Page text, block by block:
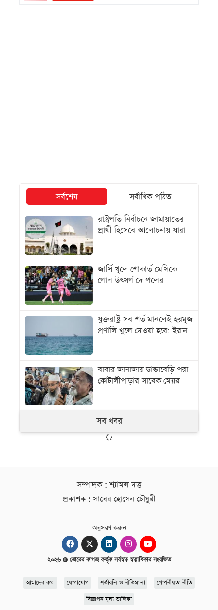
সর্বশেষ
সর্বাধিক পঠিত
রাষ্ট্রপতি নির্বাচনে জামায়াতের
প্রার্থী হিসেবে আলোচনায় যারা
জার্সি খুলে শোকার্ত মেসিকে
গোল উৎসর্গ দে পলের
যুক্তরাষ্ট্র সব শর্ত মানলেই হরমুজ
প্রণালি খুলে দেওয়া হবে: ইরান
বাবার জানাজায় ডান্ডাবেড়ি পরা
কোটালীপাড়ার সাবেক মেয়র
সব খবর
সম্পাদক : শ্যামল দত্ত
প্রকাশক : সাবের হোসেন চৌধুরী
অনুসরণ করুন
২০২৬ ভোরের কাগজ কর্তৃক সর্বস্বত্ব স্বত্বাধিকার সংরক্ষিত
আমাদের কথা যোগাযোগ শর্তাবলি ও নীতিমালা গোপনীয়তা নীতি
বিজ্ঞাপন মূল্য তালিকা